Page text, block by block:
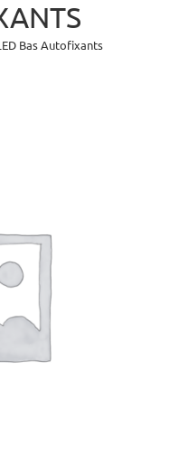
Bas Autofixants